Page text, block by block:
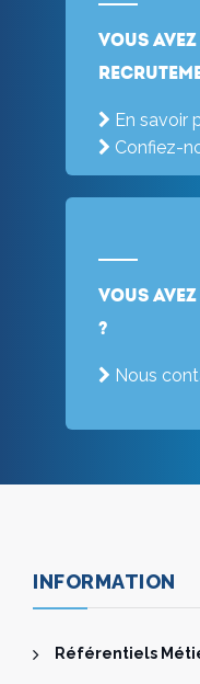
Vous
En savoir
Confiez-
Vous
?
Nous
INFORMATION
Référentiels